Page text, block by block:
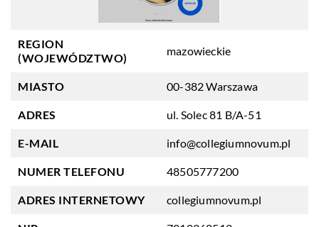
REGION
(WOJEWÓDZTWO)
mazowieckie
MIASTO 00-382 Warszawa
ADRES ul. Solec 81 B/A-51
E-MAIL info@collegiumnovum.pl
NUMER TELEFONU 48505777200
ADRES INTERNETOWY collegiumnovum.pl